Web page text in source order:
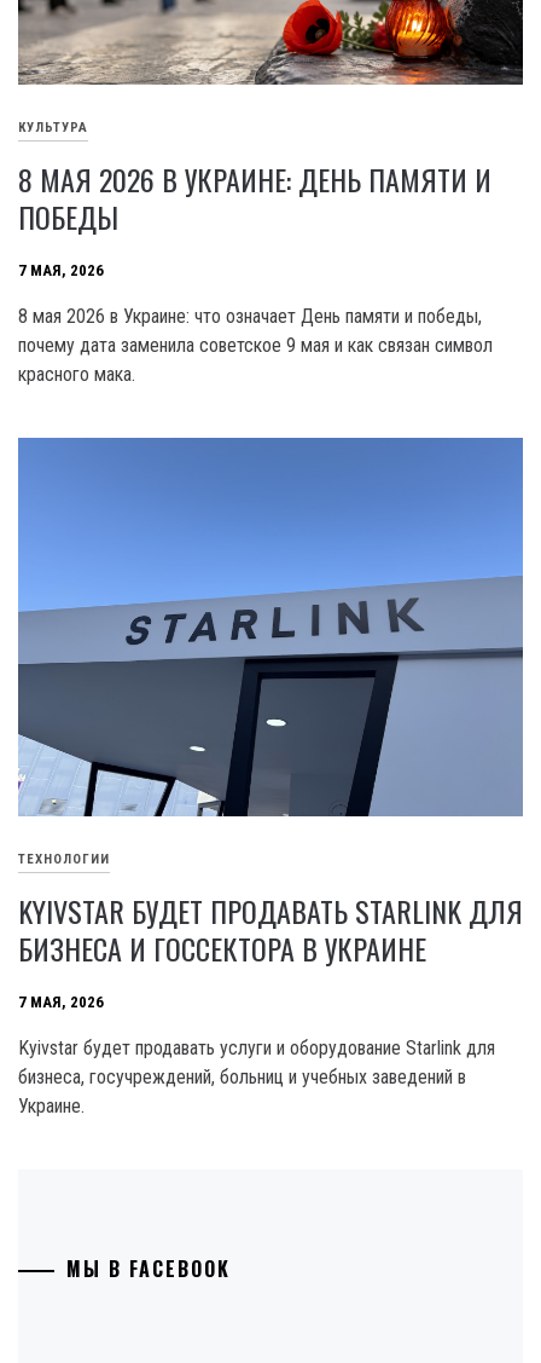
КУЛЬТУРА
8 МАЯ 2026 В УКРАИНЕ: ДЕНЬ ПАМЯТИ И
ПОБЕДЫ
7 МАЯ, 2026
8 мая 2026 в Украине: что означает День памяти и победы,
почему дата заменила советское 9 мая и как связан символ
красного мака.
ТЕХНОЛОГИИ
KYIVSTAR БУДЕТ ПРОДАВАТЬ STARLINK ДЛЯ
БИЗНЕСА И ГОССЕКТОРА В УКРАИНЕ
7 МАЯ, 2026
Kyivstar будет продавать услуги и оборудование Starlink для
бизнеса, госучреждений, больниц и учебных заведений в
Украине.
МЫ В FACEBOOK